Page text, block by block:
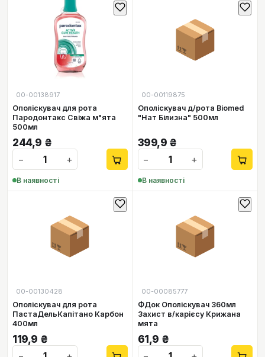
00-00138917
Ополіскувач для рота
Пародонтакс Свіжа м"ята
500мл
244,9 ₴
−
+
В наявності
📦
00-00119875
Ополіскувач д/рота Biomed
"Нат Білизна" 500мл
399,9 ₴
−
+
В наявності
📦
00-00130428
Ополіскувач для рота
ПастаДельКапітано Карбон
400мл
119,9 ₴
📦
00-00085777
ФДок Ополіскувач 360мл
Захист в/карієсу Крижана
мята
61,9 ₴